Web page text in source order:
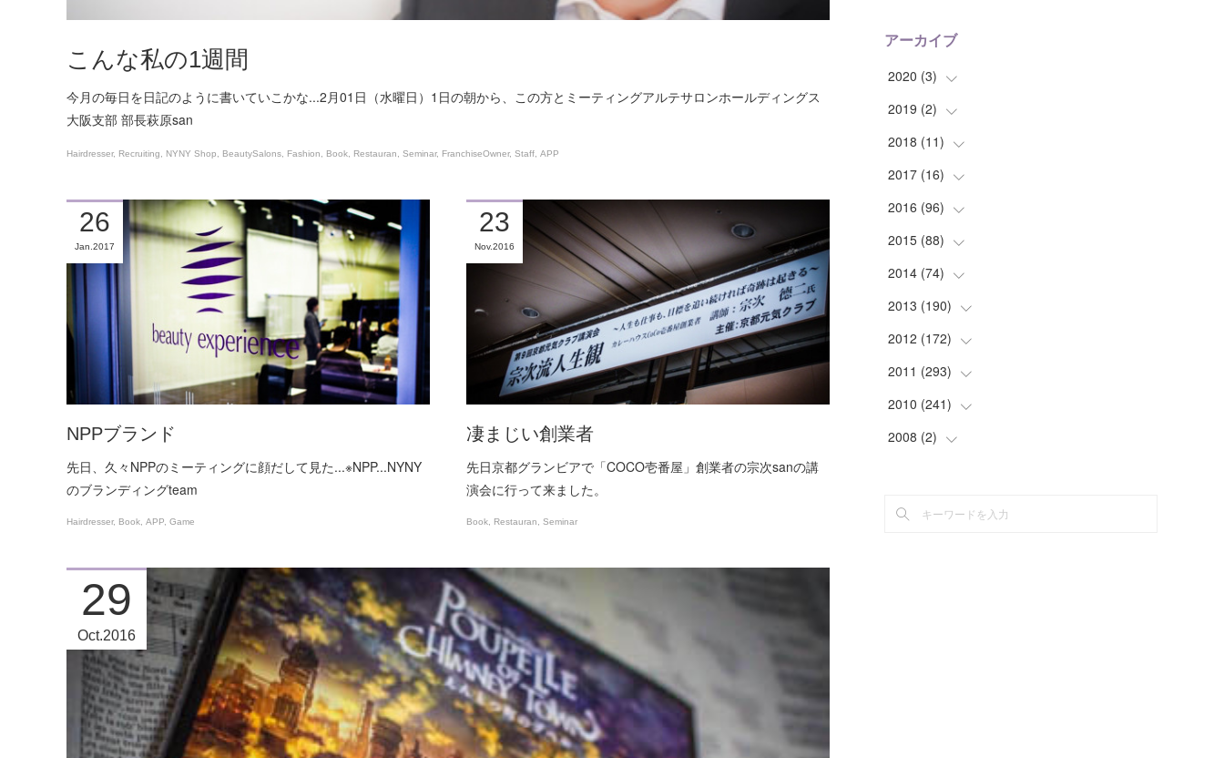
こんな私の1週間
今月の毎日を日記のように書いていこかな...2月01日（水曜日）1日の朝から、この方とミーティングアルテサロンホールディングス
大阪支部 部長萩原san
Hairdresser Recruiting NYNY Shop BeautySalons Fashion Book Restauran Seminar FranchiseOwner Staff APP
NPPブランド
先日、久々NPPのミーティングに顔だして見た...※NPP...NYNY
のブランディングteam
26
Jan 2017
Hairdresser Book APP Game
凄まじい創業者
先日京都グランビアで「COCO壱番屋」創業者の宗次sanの講
演会に行って来ました。
23
Nov 2016
Book Restauran Seminar
29
Oct 2016
アーカイブ
2020 (3)
(1
( 1)
(1)
2019 (2)
( 1)
(1)
2018 (11)
(2)
(1)
(1)
(1)
(3)
(2)
(1)
2017 (16)
(1)
(2)
(1)
(3)
(1)
(4)
(1)
(3
2016 (96)
(2)
(5)
(6)
(3)
(4)
(5)
(7
2015 (88)
(4)
(7)
(6)
(6)
(12)
(6
2014 (74)
(9)
(14)
(6)
(1)
(5
2013 (190)
(17)
(22)
(11)
(24)
2012 (172)
(12)
(8)
(12)
2011 (293)
(32)
(30)
2010 (241)
(79)
2008 (2)